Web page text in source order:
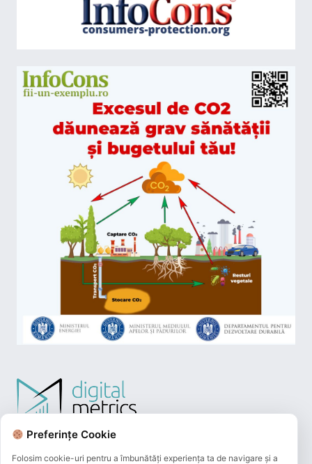
Preferințe Cookie
Folosim cookie-uri pentru a îmbunătăți experiența ta de navigare și a